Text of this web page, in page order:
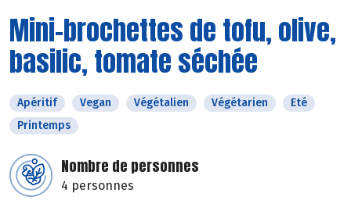
Mini-brochettes de tofu, olive,
basilic, tomate séchée
Apéritif Vegan Végétalien Végétarien
Eté
Printemps
Nombre de personnes
4 personnes